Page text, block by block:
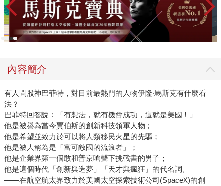
會讓人緊張，甚至讓人反感。這樣只會壓抑、而不是鼓勵誠
實的對話。但如果你想要建立一支賈伯斯所說的頂尖團隊，
不希望懶惰鬼或是腦袋不清的人加入，那麼實話實說的領導
方式確實很有效。 馬斯克相信，一小群真正頂尖的通才工程
個關係極度緊密的海軍陸戰隊小隊，就足以完成不可思議的
任務。 他認為若只想著排除風險，什麼事也做不成 馬斯克
主張，採行「快速失敗」的方法建造火箭，也就是承擔風
險、炸毀東西、學到教訓、進行修正，然後重新再來一次。
「我們不希望在設計時只想著排除風險。如果是這樣，我們
不會有任何進步。快速製造，就能快速發現問題，然後快速
解決問題。」他說。 馬斯克有計算過，情況好的時候，每當
他巡視工廠，可以下達100個命令決策。「大概有20%後來證
明是錯的，但我們也因此有機會做調整，而如果我不做決
定，我們就會死。」 當情況改變，馬斯克會跟著調整，他也
內容簡介
有人問股神巴菲特，對目前最熱門的人物伊隆‧馬斯克有什麼看
法？
巴菲特回答說：「有想法，就有機會成功，這就是美國！」
他是被譽為當今賈伯斯的創新科技領軍人物；
他是希望並致力於可以將人類移民火星的先驅；
他是被人稱為是「富可敵國的流浪者」；
他是企業界第一個敢和普京嗆聲下挑戰書的男子；
他是這個時代「創新與造夢」「天才與瘋狂」的代名詞。
—―在航空航太界致力於美國太空探索技術公司(SpaceX)的創